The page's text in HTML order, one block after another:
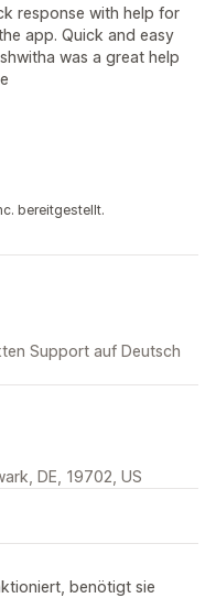
response with help for
app. Quick and easy
was a great help
bereitgestellt.
Support auf Deutsch
DE, 19702, US
benötigt sie